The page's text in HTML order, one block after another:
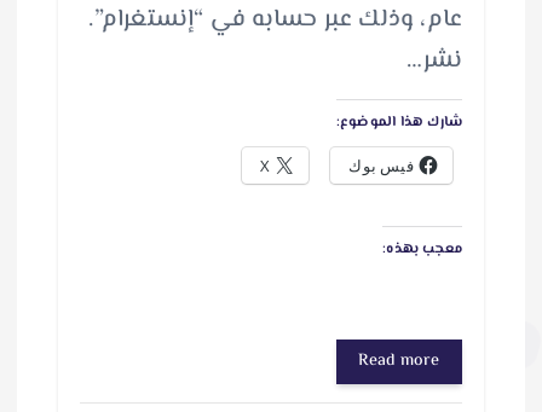
عام، وذلك عبر حسابه في “إنستغرام”.
نشر…
شارك هذا الموضوع:
فيس بوك X
معجب بهذه:
Read more